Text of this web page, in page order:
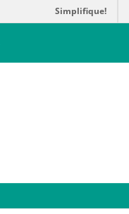
Simplifique!